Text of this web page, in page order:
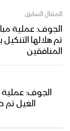
المقال السابق
الجوف: عملية
تم هلالها
المنافقين
الجوف:
الغيل